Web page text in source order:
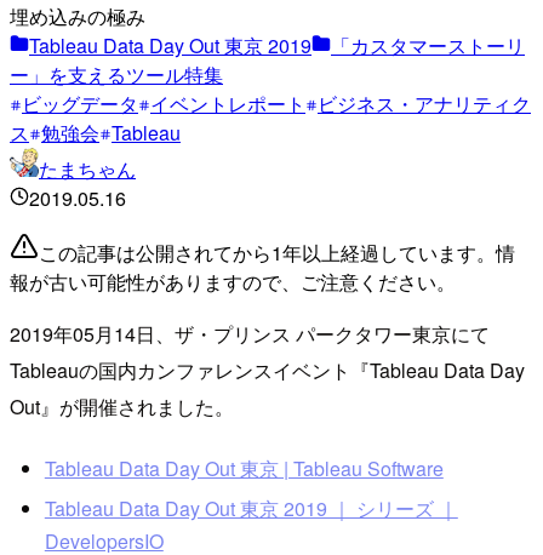
埋め込みの極み
Tableau Data Day Out 東京 2019
「カスタマーストーリ
ー」を支えるツール特集
ビッグデータ イベントレポート
ビジネス・アナリティク
ス 勉強会 Tableau
たまちゃん
2019.05.16
この記事は公開されてから1年以上経過しています。情
報が古い可能性がありますので、ご注意ください。
2019年05月14日、ザ・プリンス パークタワー東京にて
Tableauの国内カンファレンスイベント『Tableau Data Day
Out』が開催されました。
Tableau Data Day Out 東京 | Tableau Software
Tableau Data Day Out 東京 2019 ｜ シリーズ ｜
DevelopersIO